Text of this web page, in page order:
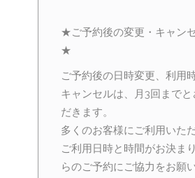
★ご予約後の変更・キャン
★
ご予約後の日時変更、利用
キャンセルは、月3回までと
だきます。
多くのお客様にご利用いた
ご利用日時と時間がお決ま
らのご予約にご協力をお願